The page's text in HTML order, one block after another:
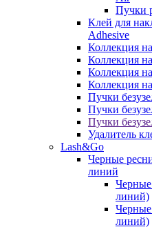
Пучки
Клей для
Adhesive
Коллекция
Коллекция
Коллекция
Коллекция
Пучки
Пучки
Пучки
Удалитель
Lash&Go
Черные
линий
линий)
линий)